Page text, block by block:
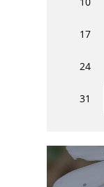
17
24
31